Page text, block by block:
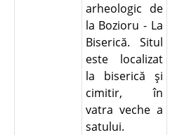
arheologic de
la Bozioru - La
Biserică. Situl
este localizat
la biserică şi
cimitir, în
vatra veche a
satului.